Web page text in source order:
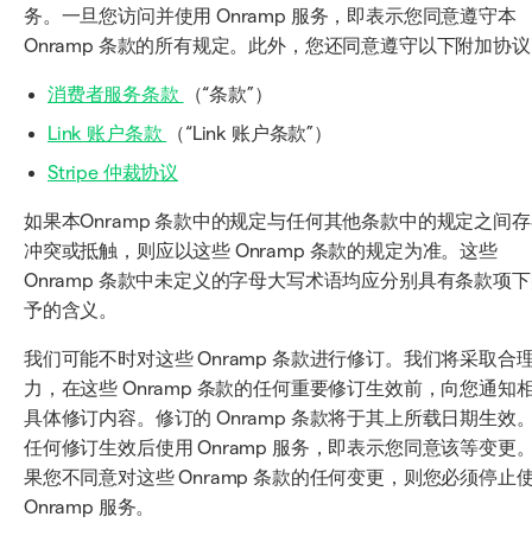
务。一旦您访问并使用 Onramp 服务，即表示您同意遵守本
Onramp 条款的所有规定。此外，您还同意遵守以下附加协
消费者服务条款
（“条款”）
Link 账户条款
（“Link 账户条款”）
Stripe 仲裁协议
如果本Onramp 条款中的规定与任何其他条款中的规定之间
冲突或抵触，则应以这些 Onramp 条款的规定为准。这些
Onramp 条款中未定义的字母大写术语均应分别具有条款项
予的含义。
我们可能不时对这些 Onramp 条款进行修订。我们将采取合
力，在这些 Onramp 条款的任何重要修订生效前，向您通知
具体修订内容。修订的 Onramp 条款将于其上所载日期生效
任何修订生效后使用 Onramp 服务，即表示您同意该等变更
果您不同意对这些 Onramp 条款的任何变更，则您必须停止
Onramp 服务。